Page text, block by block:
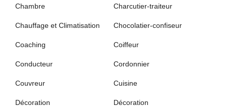
Chambre Charcutier-traiteur
Chauffage et Climatisation Chocolatier-confiseur
Coaching Coiffeur
Conducteur Cordonnier
Couvreur Cuisine
Décoration Décoration